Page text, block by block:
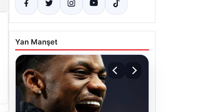
Yan Manşet